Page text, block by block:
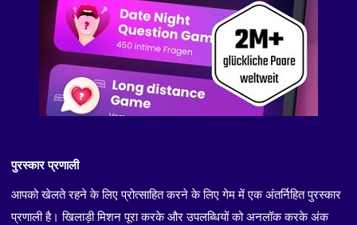
पुरस्कार प्रणाली
आपको खेलते रहने के लिए प्रोत्साहित करने के लिए गेम में एक अंतर्निहित पुरस्कार
प्रणाली है। खिलाड़ी मिशन पूरा करके और उपलब्धियों को अनलॉक करके अंक